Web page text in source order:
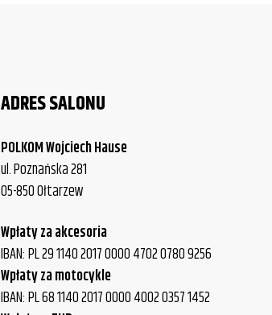
ADRES SALONU
POLKOM Wojciech Hause
ul. Poznańska 281
05-850 Ołtarzew
Wpłaty za akcesoria
IBAN: PL 29 1140 2017 0000 4702 0780 9256
Wpłaty za motocykle
IBAN: PL 68 1140 2017 0000 4002 0357 1452